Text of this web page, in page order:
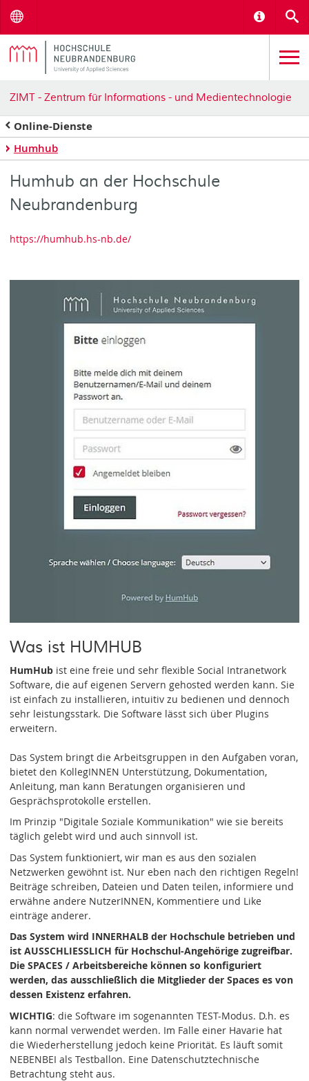
ZIMT - Zentrum für Informations - und Medientechnologie
Online-Dienste
Humhub
Humhub an der Hochschule
Neubrandenburg
https://humhub.hs-nb.de/
Was ist HUMHUB
HumHub ist eine freie und sehr flexible Social Intranetwork
Software, die auf eigenen Servern gehosted werden kann. Sie
ist einfach zu installieren, intuitiv zu bedienen und dennoch
sehr leistungsstark. Die Software lässt sich über Plugins
erweitern.
Das System bringt die Arbeitsgruppen in den Aufgaben voran,
bietet den KollegINNEN Unterstützung, Dokumentation,
Anleitung, man kann Beratungen organisieren und
Gesprächsprotokolle erstellen.
Im Prinzip "Digitale Soziale Kommunikation" wie sie bereits
täglich gelebt wird und auch sinnvoll ist.
Das System funktioniert, wir man es aus den sozialen
Netzwerken gewöhnt ist. Nur eben nach den richtigen Regeln!
Beiträge schreiben, Dateien und Daten teilen, informiere und
erwähne andere NutzerINNEN, Kommentiere und Like
einträge anderer.
Das System wird INNERHALB der Hochschule betrieben und
ist AUSSCHLIESSLICH für Hochschul-Angehörige zugreifbar.
Die SPACES / Arbeitsbereiche können so konfiguriert
werden, das ausschließlich die Mitglieder der Spaces es von
dessen Existenz erfahren.
WICHTIG: die Software im sogenannten TEST-Modus. D.h. es
kann normal verwendet werden. Im Falle einer Havarie hat
die Wiederherstellung jedoch keine Priorität. Es läuft somit
NEBENBEI als Testballon. Eine Datenschutztechnische
Betrachtung steht aus.